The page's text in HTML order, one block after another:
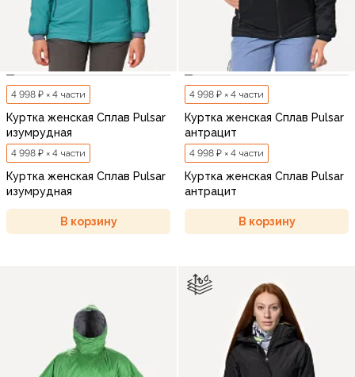
4 998 ₽ × 4 части
Куртка женская Сплав Pulsar
изумрудная
4 998 ₽ × 4 части
Куртка женская Сплав Pulsar
изумрудная
В корзину
4 998 ₽ × 4 части
Куртка женская Сплав Pulsar
антрацит
4 998 ₽ × 4 части
Куртка женская Сплав Pulsar
антрацит
В корзину